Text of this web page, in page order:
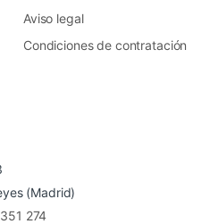
Aviso legal
Condiciones de contratación
(Madrid)
274